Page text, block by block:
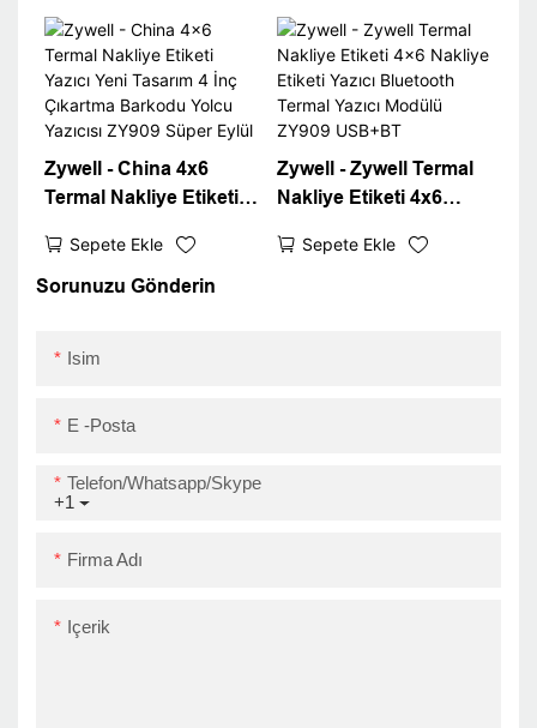
Bluetooth Yolu Bill
Yazıcı
Adres Waybill Yazıcı
USB
Zywell - China 4x6
Termal Nakliye Etiketi
İnç Çıkartma Barkodu
Yolcu Yazıcısı ZY909
Sepete Ekle
Zywell - Zywell Termal
Nakliye Etiketi 4x6
Bluetooth Termal Yazıcı
Sepete Ekle
Sorunuzu Gönderin
Isim
E -posta
+1
Telefon/Whatsapp/Skype
Firma Adı
Içerik